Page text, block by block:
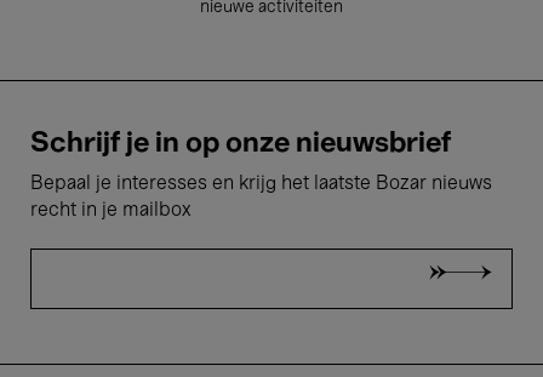
nieuwe activiteiten
Schrijf je in op onze nieuwsbrief
Bepaal je interesses en krijg het laatste Bozar nieuws
recht in je mailbox